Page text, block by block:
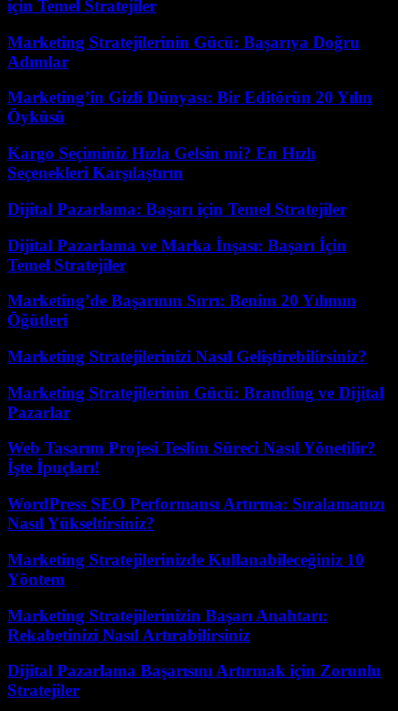
için Temel Stratejiler
Marketing Stratejilerinin Gücü: Başarıya Doğru
Adımlar
Marketing’in Gizli Dünyası: Bir Editörün 20 Yılın
Öyküsü
Kargo Seçiminiz Hızla Gelsin mi? En Hızlı
Seçenekleri Karşılaştırın
Dijital Pazarlama: Başarı için Temel Stratejiler
Dijital Pazarlama ve Marka İnşası: Başarı İçin
Temel Stratejiler
Marketing’de Başarının Sırrı: Benim 20 Yılımın
Öğütleri
Marketing Stratejilerinizi Nasıl Geliştirebilirsiniz?
Marketing Stratejilerinin Gücü: Branding ve Dijital
Pazarlar
Web Tasarım Projesi Teslim Süreci Nasıl Yönetilir?
İşte İpuçları!
WordPress SEO Performansı Artırma: Sıralamanızı
Nasıl Yükseltirsiniz?
Marketing Stratejilerinizde Kullanabileceğiniz 10
Yöntem
Marketing Stratejilerinizin Başarı Anahtarı:
Rekabetinizi Nasıl Artırabilirsiniz
Dijital Pazarlama Başarısını Artırmak için Zorunlu
Stratejiler